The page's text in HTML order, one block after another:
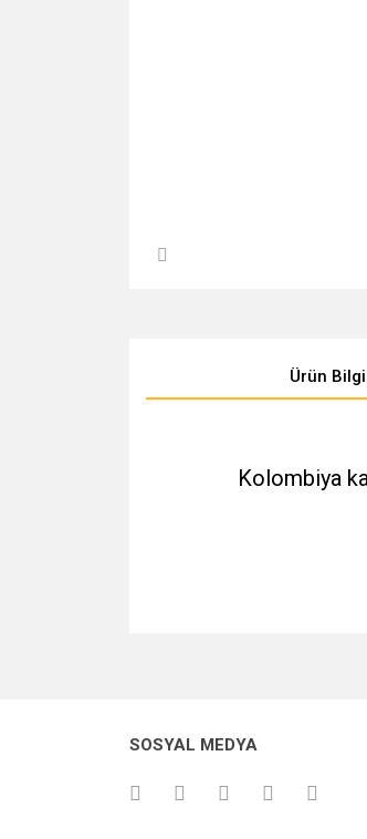
Ürün
Kolombiya
Ürün açıklamasında eksik
SOSYAL MEDYA